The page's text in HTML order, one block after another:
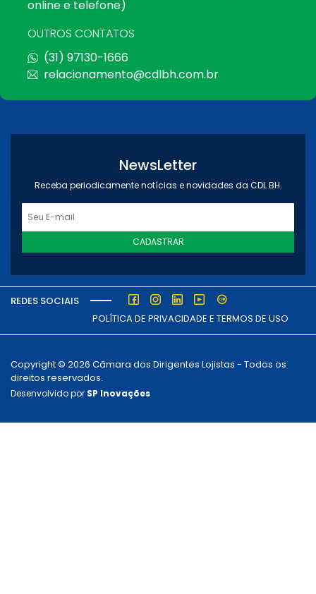
online e telefone)
OUTROS CONTATOS
(31) 97130-1666
relacionamento@cdlbh.com.br
NewsLetter
Receba periodicamente notícias e novidades da CDL BH.
CADASTRAR
REDES SOCIAIS
POLÍTICA DE PRIVACIDADE E TERMOS DE USO
Copyright © 2026 Câmara dos Dirigentes Lojistas - Todos os
direitos reservados.
Desenvolvido por SP Inovações